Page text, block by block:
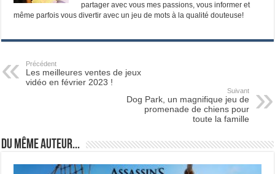
partager avec vous mes passions, vous informer et
même parfois vous divertir avec un jeu de mots à la qualité douteuse!
Précédent
Les meilleures ventes de jeux
vidéo en février 2023 !
Suivant
Dog Park, un magnifique jeu de
promenade de chiens pour
toute la famille
Du même auteur...